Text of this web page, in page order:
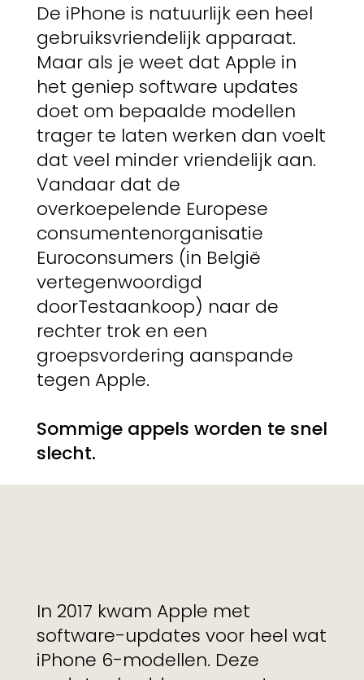
De iPhone is natuurlijk een heel
gebruiksvriendelijk apparaat.
Maar als je weet dat Apple in
het geniep software updates
doet om bepaalde modellen
trager te laten werken dan voelt
dat veel minder vriendelijk aan.
Vandaar dat de
overkoepelende Europese
consumentenorganisatie
Euroconsumers (in België
vertegenwoordigd
doorTestaankoop) naar de
rechter trok en een
groepsvordering aanspande
tegen Apple.
Sommige appels worden te snel
slecht.
In 2017 kwam Apple met
software-updates voor heel wat
iPhone 6-modellen. Deze